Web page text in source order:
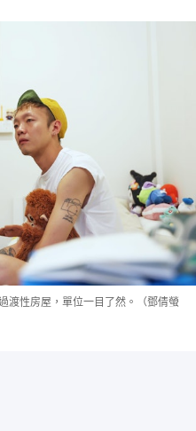
渡性房屋，單位一目了然。（鄧倩螢